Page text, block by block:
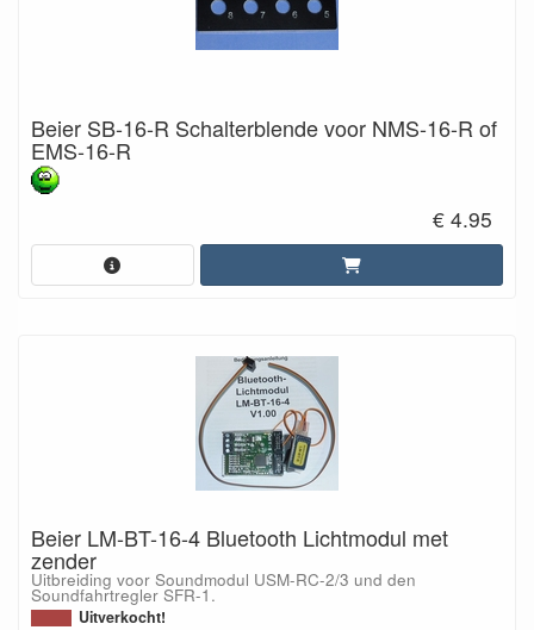
Beier SB-16-R Schalterblende voor NMS-16-R of
EMS-16-R
€ 4.95
Beier LM-BT-16-4 Bluetooth Lichtmodul met
zender
Uitbreiding voor Soundmodul USM-RC-2/3 und den
Soundfahrtregler SFR-1.
Uitverkocht!